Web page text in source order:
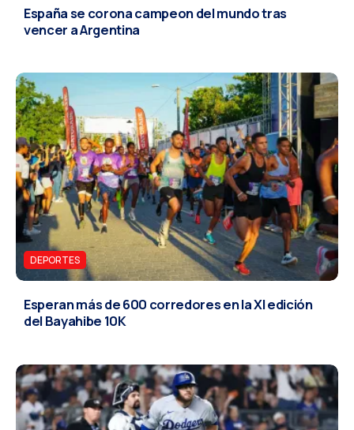
España se corona campeon del mundo tras
vencer a Argentina
DEPORTES
Esperan más de 600 corredores en la XI edición
del Bayahibe 10K